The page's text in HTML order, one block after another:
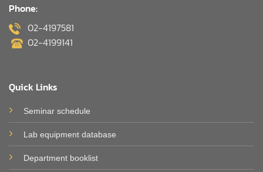
Quick Links
Seminar schedule
Lab equipment database
Department booklist
Phone:
02-4197581
02-4199141